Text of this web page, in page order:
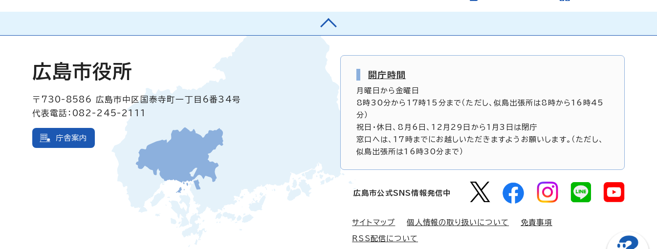
広島市役所
〒730-8586
広島市中区国泰寺町一丁目6番34号
代表電話：082-245-2111
庁舎案内
開庁時間
月曜日から金曜日
8時30分から17時15分まで（ただし、似島出張所は8時から16時45
分）
祝日・休日、8月6日、12月29日から1月3日は閉庁
窓口へは、17時までにお越しいただきますようお願いします。（ただし、
似島出張所は16時30分まで）
広島市公式SNS情報発信中
サイトマップ 個人情報の取り扱いについて 免責事項
RSS配信について